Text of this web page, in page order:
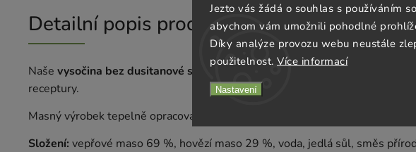
Jezto vás žádá o souhlas s používáním
abychom vám umožnili pohodlné
Díky analýze provozu webu neustále
použitelnost. Více informací
Nastavení
Detailní popis produktu
Naše vysočina bez dusitanové soli
, která neobsahuje žádná éčka. Vyrábíme
receptury.
Masný výrobek tepelně opracovaný.
Složení: vepřové maso 69 %, hovězí maso 29 %, voda, jedlá sůl, směs